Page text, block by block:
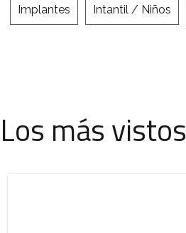
Implantes Intantil / Niños
Los más vistos